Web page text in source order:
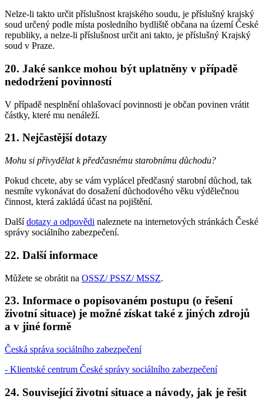
Nelze-li takto určit příslušnost krajského soudu, je příslušný krajský
soud určený podle místa posledního bydliště občana na území České
republiky, a nelze-li příslušnost určit ani takto, je příslušný Krajský
soud v Praze.
20. Jaké sankce mohou být uplatněny v případě
nedodržení povinností
V případě nesplnění ohlašovací povinnosti je občan povinen vrátit
částky, které mu nenáleží.
21. Nejčastější dotazy
Mohu si přivydělat k předčasnému starobnímu důchodu?
Pokud chcete, aby se vám vyplácel předčasný starobní důchod, tak
nesmíte vykonávat do dosažení důchodového věku výdělečnou
činnost, která zakládá účast na pojištění.
Dalšídotazy a odpovědi naleznete na internetových stránkách České
správy sociálního zabezpečení.
22. Další informace
Můžete se obrátit na OSSZ/ PSSZ/ MSSZ.
23. Informace o popisovaném postupu (o řešení
životní situace) je možné získat také z jiných zdrojů
a v jiné formě
Česká správa sociálního zabezpečení
- Klientské centrum České správy sociálního zabezpečení
24. Související životní situace a návody, jak je řešit